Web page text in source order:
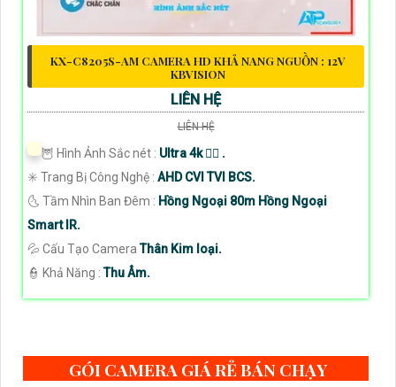
KX-C8205S-AM CAMERA HD KHẢ NANG NGUỒN : 12V
KBVISION
LIÊN HỆ
LIÊN HỆ
🦉 Hình Ảnh Sắc nét : Ultra 4k 👍🏾 .
✳️ Trang Bị Công Nghệ : AHD CVI TVI BCS.
🌜 Tầm Nhìn Ban Đêm : Hồng Ngoại 80m Hồng Ngoại
Smart IR.
💦 Cấu Tạo CameraThân Kim loại.
️👮 Khả Năng :Thu Âm.
GÓI CAMERA GIÁ RẺ BÁN CHẠY